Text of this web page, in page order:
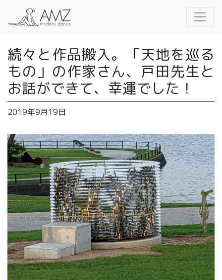
続々と作品搬入。「天地を巡る
もの」の作家さん、戸田先生と
お話ができて、幸運でした！
2019年9月19日